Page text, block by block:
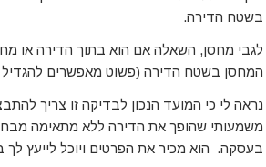
בשטח הדירה.
לגבי מחסן, השאלה אם הוא בתוך הדירה או
המחסן בשטח הדירה (פשוט מאפשרים
נראה לי כי המועד הנכון לבדיקה זו צריך
משמעותי שהופך את הדירה ללא מתאימה
בעסקה. הוא מכיר את הפרטים ויוכל לייעץ לך